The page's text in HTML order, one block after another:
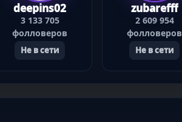
deepins02
3 133 705
фолловеров
Не в сети
zubarefff
2 609 954
фолловеров
Не в сети